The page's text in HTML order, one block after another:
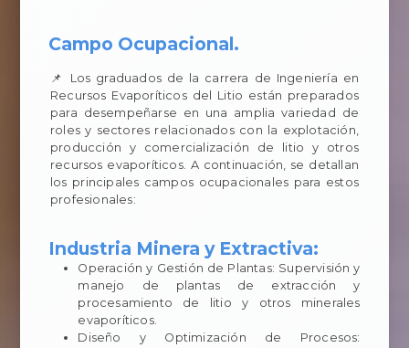
Campo Ocupacional.
📌 Los graduados de la carrera de Ingeniería en
Recursos Evaporíticos del Litio están preparados
para desempeñarse en una amplia variedad de
roles y sectores relacionados con la explotación,
producción y comercialización de litio y otros
recursos evaporíticos. A continuación, se detallan
los principales campos ocupacionales para estos
profesionales:
Industria Minera y Extractiva:
Operación y Gestión de Plantas: Supervisión y
manejo de plantas de extracción y
procesamiento de litio y otros minerales
evaporíticos.
Diseño y Optimización de Procesos: